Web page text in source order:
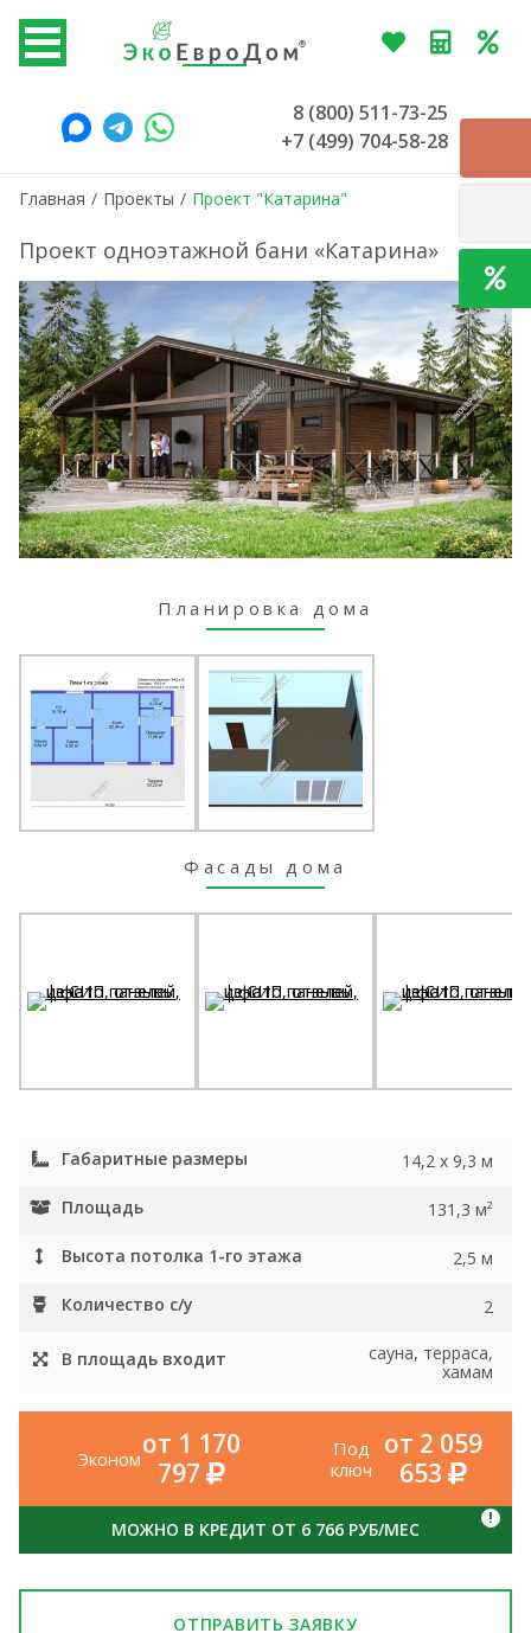
8 (800) 511-73-25
+7 (499) 704-58-28
Главная / Проекты / Проект "Катарина"
Проект одноэтажной бани «Катарина»
Планировка дома
Фасады дома
Габаритные размеры 14,2 x 9,3 м
Площадь 131,3 м²
Высота потолка 1-го этажа 2,5 м
Количество с/у 2
В площадь входит
сауна, терраса,
хамам
Экономот 1 170
797
Под
ключ
от 2 059
653
МОЖНО В КРЕДИТ ОТ 6 766 РУБ/МЕС
!
ОТПРАВИТЬ ЗАЯВКУ